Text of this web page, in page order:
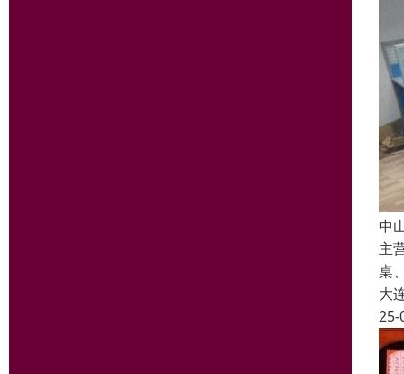
中
主
桌
大
25-